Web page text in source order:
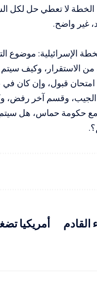
لا تعطي حل لكل
غير واضح.
الإسرائيلية: موضوع
من الاستقرار، وكيف
قبول، وإن كان في
وقسم آخر رفض،
حكومة حماس، هل سيتم
القادم
أمريكيا